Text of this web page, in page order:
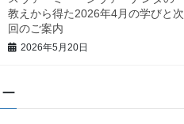
教えから得た2026年4月の学びと次
回のご案内
2026年5月20日